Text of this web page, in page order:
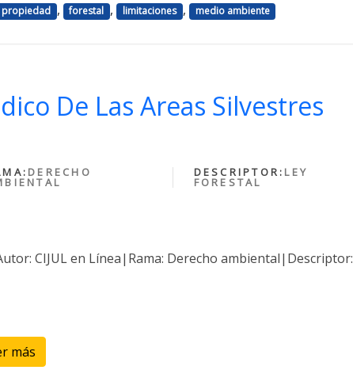
propiedad , forestal , limitaciones , medio ambiente
De Las Areas Silvestres
DERECHO DESCRIPTOR: LEY
FORESTAL
CIJUL en Línea|Rama: Derecho ambiental|Descriptor:
más